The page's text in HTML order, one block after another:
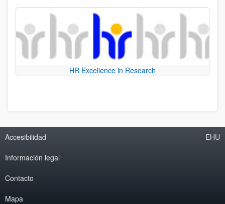
HR Excellence in Research
Accesibilidad
Información legal
Contacto
Mapa
EHU